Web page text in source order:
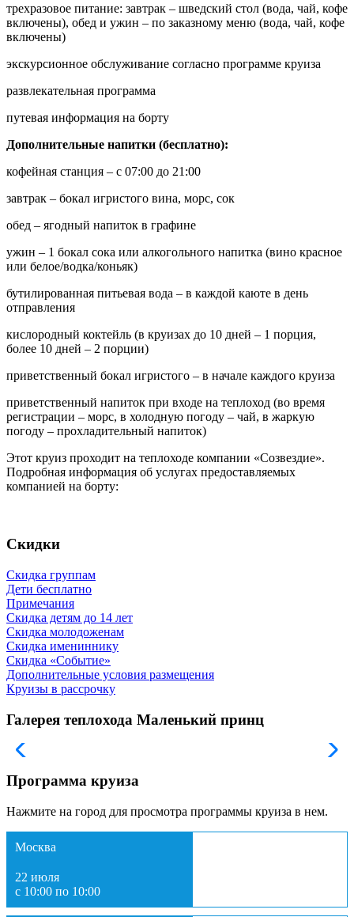
трехразовое питание: завтрак – шведский стол (вода, чай, кофе
включены), обед и ужин – по заказному меню (вода, чай, кофе
включены)
экскурсионное обслуживание согласно программе круиза
развлекательная программа
путевая информация на борту
Дополнительные напитки (бесплатно):
кофейная станция – с 07:00 до 21:00
завтрак – бокал игристого вина, морс, сок
обед – ягодный напиток в графине
ужин – 1 бокал сока или алкогольного напитка (вино красное
или белое/водка/коньяк)
бутилированная питьевая вода – в каждой каюте в день
отправления
кислородный коктейль (в круизах до 10 дней – 1 порция,
более 10 дней – 2 порции)
приветственный бокал игристого – в начале каждого круиза
приветственный напиток при входе на теплоход (во время
регистрации – морс, в холодную погоду – чай, в жаркую
погоду – прохладительный напиток)
Этот круиз проходит на теплоходе компании «Созвездие».
Подробная информация об услугах предоставляемых
компанией на борту:
Скидки
Скидка группам
Дети бесплатно
Примечания
Скидка детям до 14 лет
Скидка молодоженам
Скидка имениннику
Скидка «Событие»
Дополнительные условия размещения
Круизы в рассрочку
Галерея теплохода Маленький принц
Программа круиза
Нажмите на город для просмотра программы круиза в нем.
Москва
22 июля
с 10:00 по 10:00